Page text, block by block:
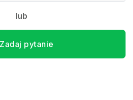
lub
Zadaj pytanie